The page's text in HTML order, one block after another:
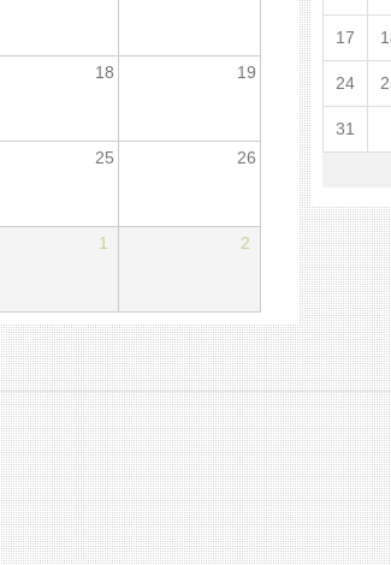
18 19
25 26
1 2
17
24
31